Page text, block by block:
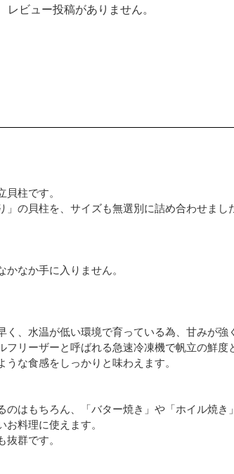
レビュー投稿がありません。
柱です。
の貝柱を、サイズも無選別に詰め合わせまし
なか手に入りません。
、水温が低い環境で育っている為、甘みが強
リーザーと呼ばれる急速冷凍機で帆立の鮮度
な食感をしっかりと味わえます。
はもちろん、「バター焼き」や「ホイル焼
料理に使えます。
群です。